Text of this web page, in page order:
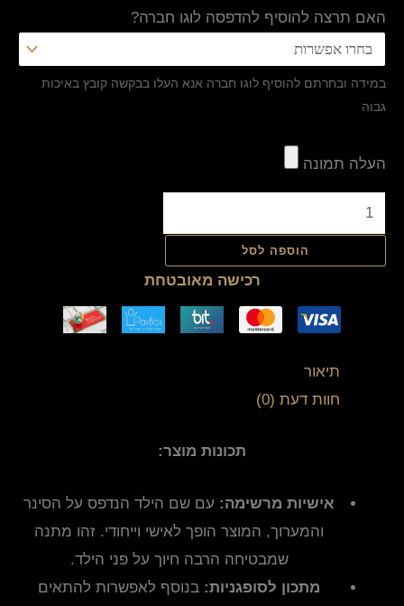
האם תרצה להוסיף להדפסה לוגו חברה?
במידה ובחרתם להוסיף לוגו חברה אנא העלו בבקשה קובץ באיכות
גבוה
העלה תמונה
הוספה לסל
רכישה מאובטחת
תיאור
חוות דעת (0)
תכונות מוצר:
אישיות מרשימה: עם שם הילד הנדפס על הסינר
והמערוך, המוצר הופך לאישי וייחודי. זהו מתנה
שמבטיחה הרבה חיוך על פני הילד.
מתכון לסופגניות: בנוסף לאפשרות להתאים